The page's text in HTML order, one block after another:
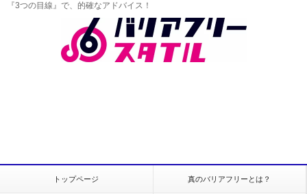
『3つの目線』で、的確なアドバイス！
トップページ 真のバリアフリーとは？